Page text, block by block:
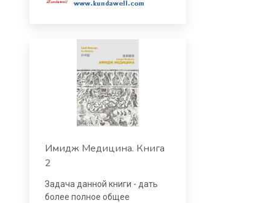
Имидж Медицина. Книга
2
Задача данной книги - дать
более полное общее